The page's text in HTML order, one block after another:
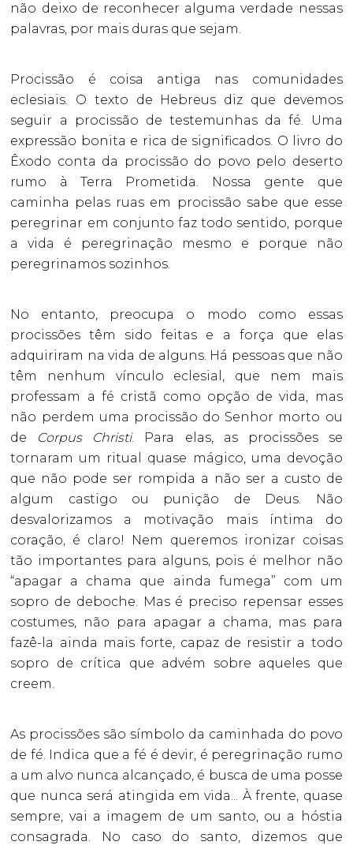
não deixo de reconhecer alguma verdade nessas
palavras, por mais duras que sejam.
Procissão é coisa antiga nas comunidades
eclesiais. O texto de Hebreus diz que devemos
seguir a procissão de testemunhas da fé. Uma
expressão bonita e rica de significados. O livro do
Êxodo conta da procissão do povo pelo deserto
rumo à Terra Prometida. Nossa gente que
caminha pelas ruas em procissão sabe que esse
peregrinar em conjunto faz todo sentido, porque
a vida é peregrinação mesmo e porque não
peregrinamos sozinhos.
No entanto, preocupa o modo como essas
procissões têm sido feitas e a força que elas
adquiriram na vida de alguns. Há pessoas que não
têm nenhum vínculo eclesial, que nem mais
professam a fé cristã como opção de vida, mas
não perdem uma procissão do Senhor morto ou
de Corpus Christi. Para elas, as procissões se
tornaram um ritual quase mágico, uma devoção
que não pode ser rompida a não ser a custo de
algum castigo ou punição de Deus. Não
desvalorizamos a motivação mais íntima do
coração, é claro! Nem queremos ironizar coisas
tão importantes para alguns, pois é melhor não
“apagar a chama que ainda fumega” com um
sopro de deboche. Mas é preciso repensar esses
costumes, não para apagar a chama, mas para
fazê-la ainda mais forte, capaz de resistir a todo
sopro de crítica que advém sobre aqueles que
creem.
As procissões são símbolo da caminhada do povo
de fé. Indica que a fé é devir, é peregrinação rumo
a um alvo nunca alcançado, é busca de uma posse
que nunca será atingida em vida... À frente, quase
sempre, vai a imagem de um santo, ou a hóstia
consagrada. No caso do santo, dizemos que